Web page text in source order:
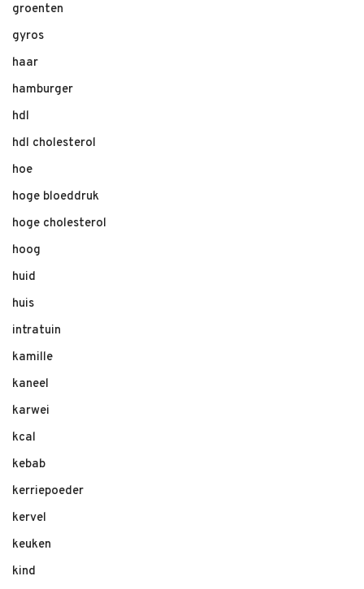
groenten
gyros
haar
hamburger
hdl
hdl cholesterol
hoe
hoge bloeddruk
hoge cholesterol
hoog
huid
huis
intratuin
kamille
kaneel
karwei
kcal
kebab
kerriepoeder
kervel
keuken
kind